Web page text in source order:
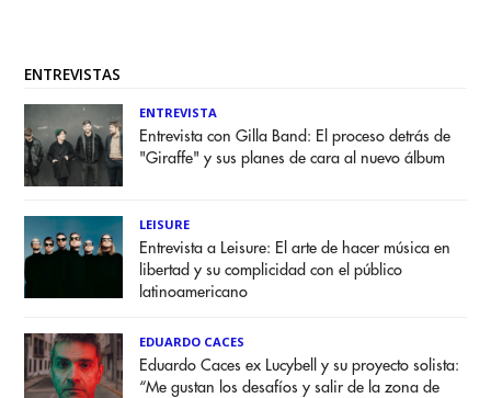
ENTREVISTAS
ENTREVISTA
Entrevista con Gilla Band: El proceso detrás de
"Giraffe" y sus planes de cara al nuevo álbum
LEISURE
Entrevista a Leisure: El arte de hacer música en
libertad y su complicidad con el público
latinoamericano
EDUARDO CACES
Eduardo Caces ex Lucybell y su proyecto solista:
“Me gustan los desafíos y salir de la zona de